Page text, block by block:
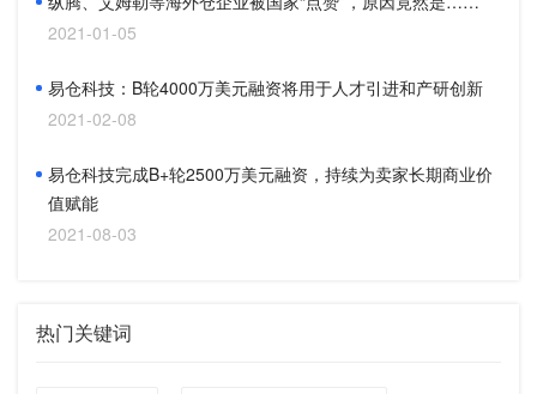
2021-01-05
易仓科技：B轮4000万美元融资将用于人才引进和产研创新
2021-02-08
易仓科技完成B+轮2500万美元融资，持续为卖家长期商业价
值赋能
2021-08-03
热门关键词